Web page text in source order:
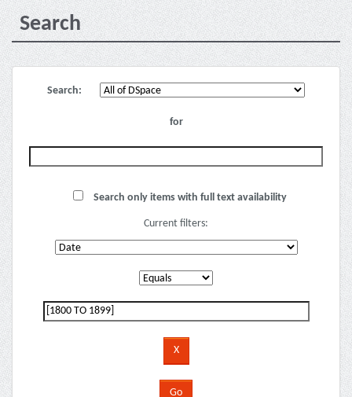
Search
Search:
for
Search only items with full text availability
Current filters: